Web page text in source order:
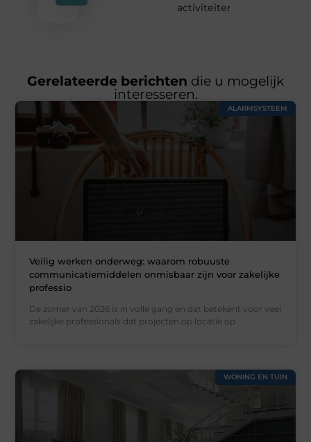
activiteiten
Gerelateerde berichten die u mogelijk
interesseren.
ALARMSYSTEEM
Veilig werken onderweg: waarom robuuste
communicatiemiddelen onmisbaar zijn voor zakelijke
professio
De zomer van 2026 is in volle gang en dat betekent voor veel
zakelijke professionals dat projecten op locatie op
WONING EN TUIN